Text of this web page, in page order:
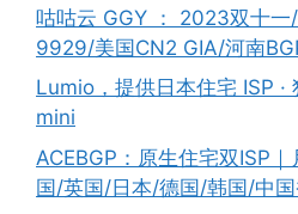
咕咕云 GGY ： 2023双十一
9929/美国CN2 GIA/河南
Lumio，提供日本住宅 ISP
mini
ACEBGP：原生住宅双ISP
国/英国/日本/德国/韩国/中